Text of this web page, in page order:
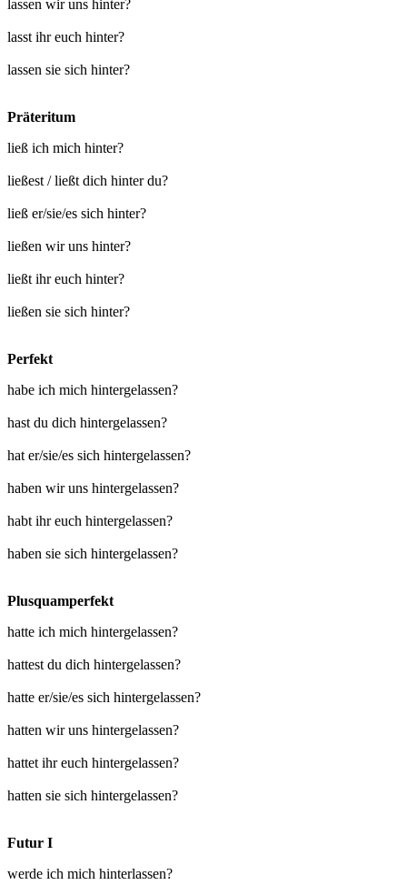
lassen wir uns hinter?
lasst ihr euch hinter?
lassen sie sich hinter?
Präteritum
ließ ich mich hinter?
ließest / ließt dich hinter du?
ließ er/sie/es sich hinter?
ließen wir uns hinter?
ließt ihr euch hinter?
ließen sie sich hinter?
Perfekt
habe ich mich hintergelassen?
hast du dich hintergelassen?
hat er/sie/es sich hintergelassen?
haben wir uns hintergelassen?
habt ihr euch hintergelassen?
haben sie sich hintergelassen?
Plusquamperfekt
hatte ich mich hintergelassen?
hattest du dich hintergelassen?
hatte er/sie/es sich hintergelassen?
hatten wir uns hintergelassen?
hattet ihr euch hintergelassen?
hatten sie sich hintergelassen?
Futur I
werde ich mich hinterlassen?